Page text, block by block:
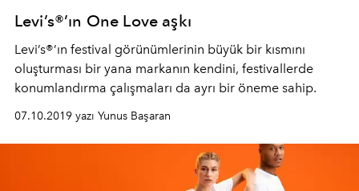
Levi’s®’ın One Love aşkı
Levi’s®’ın festival görünümlerinin büyük bir kısmını
oluşturması bir yana markanın kendini, festivallerde
konumlandırma çalışmaları da ayrı bir öneme sahip.
07.10.2019 yazı Yunus Başaran